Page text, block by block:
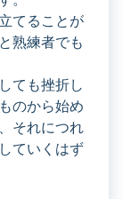
てることが
熟練者でも
ても挫折し
のから始め
それにつれ
ていくはず